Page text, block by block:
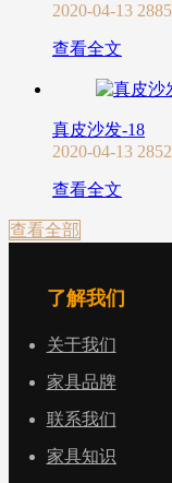
2020-04-13 2885
查看全文
真皮沙发-18
2020-04-13 2852
查看全文
查看全部
了解我们
关于我们
家具品牌
联系我们
家具知识